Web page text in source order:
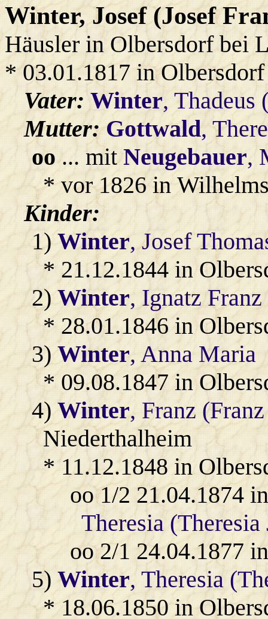
Winter, Josef (Josef
Häusler in Olbersdorf bei
* 03.01.1817 in
Vater:Winter, Thadeus
Mutter:Gottwald,
oo... mitNeugebauer,
* vor 1826 in
Kinder:
1)Winter, Josef
* 21.12.1844 in
2)Winter, Ignatz Franz
* 28.01.1846 in
3)Winter, Anna Maria
* 09.08.1847 in
4)Winter, Franz
Niederthalheim
* 11.12.1848 in
oo 1/2 21.04.1874
Theresia (Theresia
oo 2/1 24.04.1877
5)Winter, Theresia
* 18.06.1850 in